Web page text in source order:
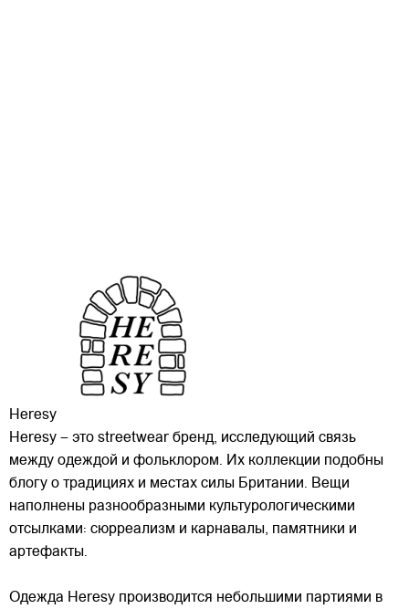
Heresy
Heresy – это streetwear бренд, исследующий связь
между одеждой и фольклором. Их коллекции подобны
блогу о традициях и местах силы Британии. Вещи
наполнены разнообразными культурологическими
отсылками: сюрреализм и карнавалы, памятники и
артефакты.
Одежда Heresy производится небольшими партиями в